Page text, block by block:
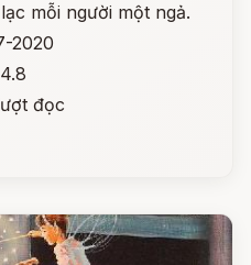
mỗi người một ngả.
2020
đọc